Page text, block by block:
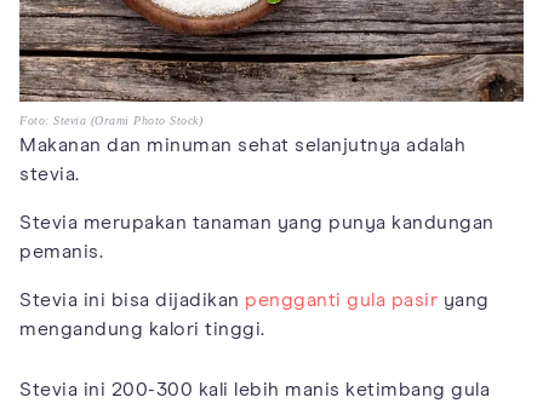
Foto: Stevia (Orami Photo Stock)
Makanan dan minuman sehat selanjutnya adalah
stevia.
Stevia merupakan tanaman yang punya kandungan
pemanis.
Stevia ini bisa dijadikan pengganti gula pasir yang
mengandung kalori tinggi.
Stevia ini 200-300 kali lebih manis ketimbang gula